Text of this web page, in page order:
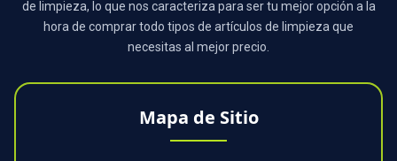
Mapa de Sitio
de limpieza, lo que nos caracteriza para ser tu mejor opción a la
hora de comprar todo tipos de artículos de limpieza que
necesitas al mejor precio.